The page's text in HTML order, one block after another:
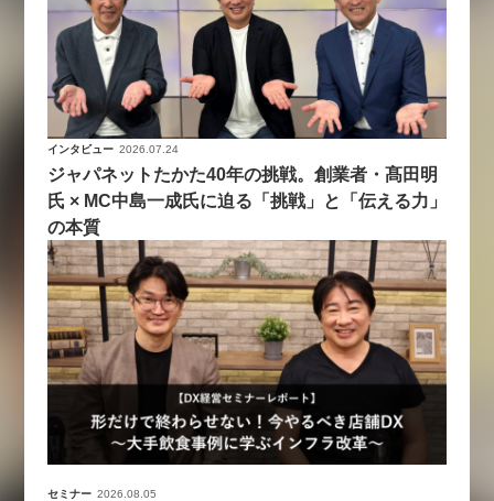
インタビュー 2026.07.24
ジャパネットたかた40年の挑戦。創業者・髙田明
氏 × MC中島一成氏に迫る「挑戦」と「伝える力」
の本質
セミナー 2026.08.05